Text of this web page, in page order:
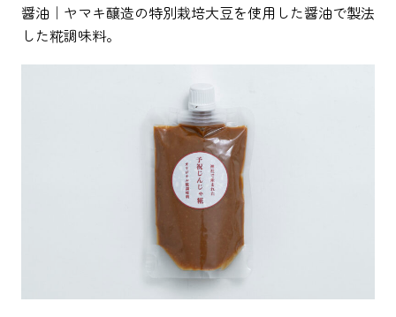
醤油｜ヤマキ醸造の特別栽培大豆を使用した醤油で製法
した糀調味料。